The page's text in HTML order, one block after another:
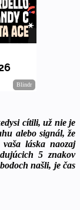
cítili, už nie je
alebo signál, že
láska naozaj
5 znakov
našli, je čas